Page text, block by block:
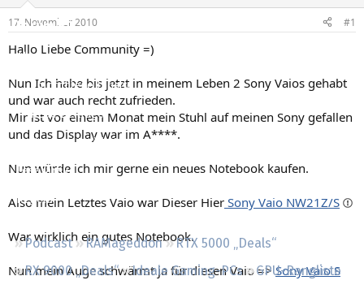
Forum
Aktuelles
Empfohlene Inhalte
Neue Beiträge
Neueste Aktivitäten
Leserartikel
Regeln
Podcast RAMageddon
RTX 5000 „Deals“
RX 9000 „Deals“
Ideale Gaming-PCs
GPU-Rangliste
e
r
t
a
17. November 2010 #1
Hallo Liebe Community =)
Nun Ich habe bis jetzt in meinem Leben 2 Sony Vaios gehabt
und war auch recht zufrieden.
Mir ist vor einem Monat mein Stuhl auf meinen Sony gefallen
und das Display war im A****.
Nun würde ich mir gerne ein neues Notebook kaufen.
Also mein Letztes Vaio war Dieser Hier Sony Vaio NW21Z/S
War wirklich ein gutes Notebook.
Nun mein Auge schwärmt ja für diesen Vaio =>Sony Vaio S